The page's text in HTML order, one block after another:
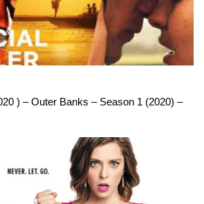
) – Outer Banks – Season 1 (2020) –